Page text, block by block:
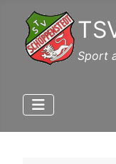
Sport